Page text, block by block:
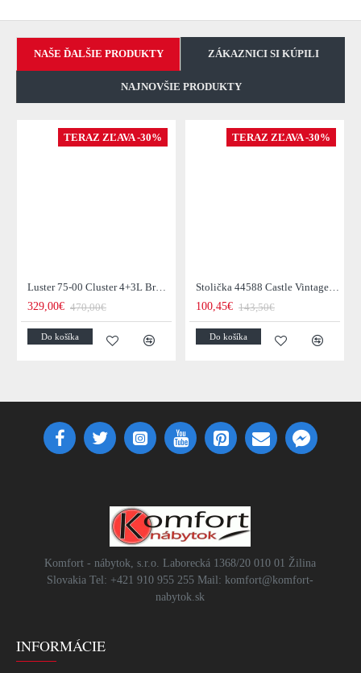
NAŠE ĎALŠIE PRODUKTY ZÁKAZNICI SI KÚPILI
NAJNOVŠIE PRODUKTY
TERAZ ZĽAVA -30%
Luster 75-00 Cluster 4+3L Brown + Jantar Glass
329,00€ 470,00€
Do košíka
TERAZ ZĽAVA -30%
Stolička 44588 Castle Vintage Black
100,45€ 143,50€
Do košíka
Komfort - nábytok, s.r.o. Laborecká 1368/20 010 01 Žilina
Slovakia Tel: +421 910 955 255 Mail: komfort@komfort-
nabytok.sk
INFORMÁCIE